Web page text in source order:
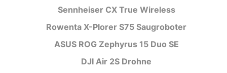
Sennheiser CX True Wireless
Rowenta X-Plorer S75 Saugroboter
ASUS ROG Zephyrus 15 Duo SE
DJI Air 2S Drohne